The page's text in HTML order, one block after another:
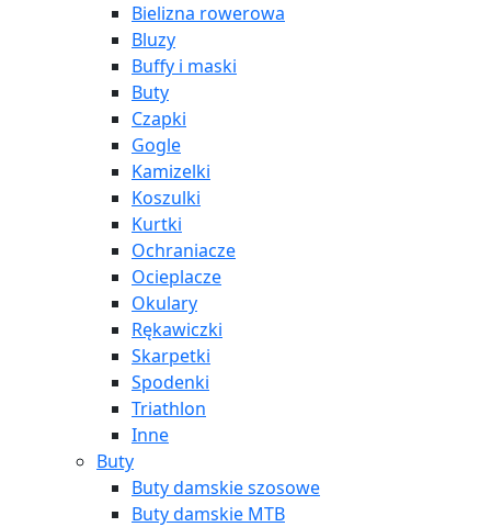
Bielizna rowerowa
Bluzy
Buffy i maski
Buty
Czapki
Gogle
Kamizelki
Koszulki
Kurtki
Ochraniacze
Ocieplacze
Okulary
Rękawiczki
Skarpetki
Spodenki
Triathlon
Inne
Buty
Buty damskie szosowe
Buty damskie MTB